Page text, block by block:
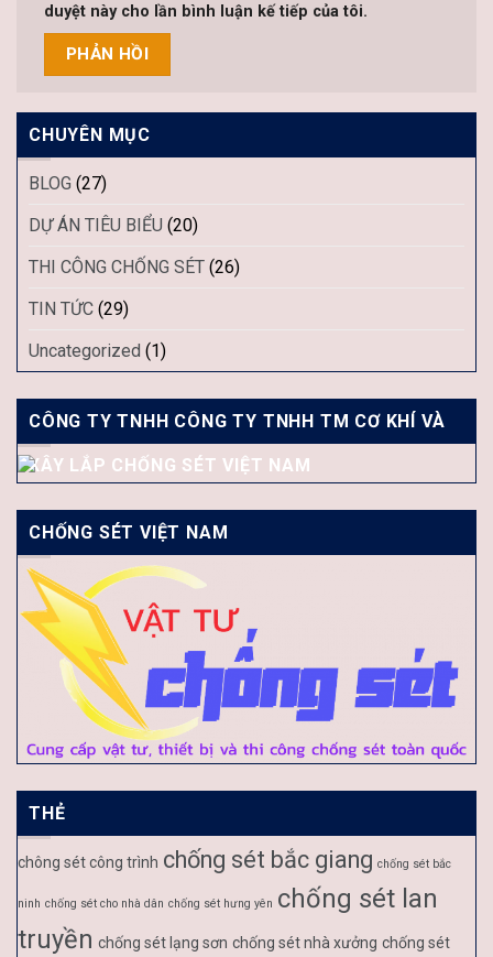
duyệt này cho lần bình luận kế tiếp của tôi.
CHUYÊN MỤC
BLOG (27)
DỰ ÁN TIÊU BIỂU (20)
THI CÔNG CHỐNG SÉT (26)
TIN TỨC (29)
Uncategorized (1)
CÔNG TY TNHH CÔNG TY TNHH TM CƠ KHÍ VÀ
XÂY LẮP CHỐNG SÉT VIỆT NAM
CHỐNG SÉT VIỆT NAM
THẺ
chông sét công trình chống sét bắc giang chống sét bắc
ninh chống sét cho nhà dân chống sét hưng yên chống sét lan
truyền chống sét lạng sơn chống sét nhà xưởng chống sét